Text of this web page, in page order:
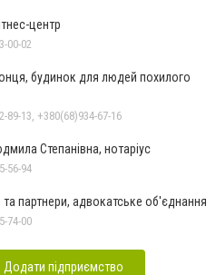
центр
00-02
будинок для людей похилого
89-13, +380(68)934-67-16
Степанівна, нотаріус
56-94
партнери, адвокатське об'єднання
74-00
Додати підприємство